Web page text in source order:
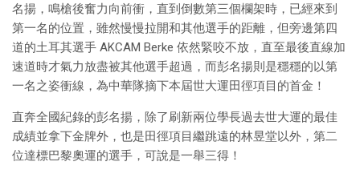
名揚，鳴槍後奮力向前衝，直到倒數第三個欄架時，已經來到
第一名的位置，雖然慢慢拉開和其他選手的距離，但旁邊第四
道的土耳其選手 AKCAM Berke 依然緊咬不放，直至最後直線加
速道時才氣力放盡被其他選手超過，而彭名揚則是穩穩的以第
一名之姿衝線，為中華隊摘下本屆世大運田徑項目的首金！
直奔全國紀錄的彭名揚，除了刷新兩位學長過去世大運的最佳
成績並拿下金牌外，也是田徑項目繼跳遠的林昱堂以外，第二
位達標巴黎奧運的選手，可說是一舉三得！